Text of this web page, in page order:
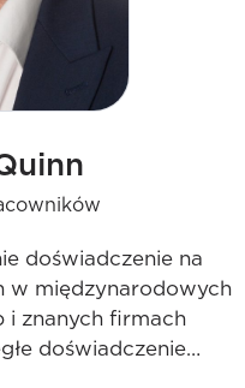
doświadczenie na
w międzynarodowych
i znanych firmach
doświadczenie